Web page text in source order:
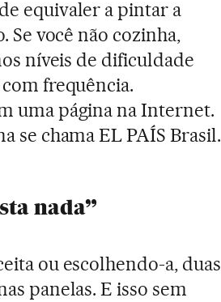
equivaler a pintar a
Se você não cozinha,
níveis de dificuldade
frequência.
uma página na Internet.
se chama EL PAÍS Brasil.
nada”
ou escolhendo-a, duas
panelas. E isso sem